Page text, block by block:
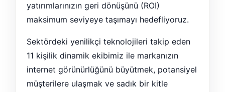
yatırımlarınızın geri dönüşünü (ROI)
maksimum seviyeye taşımayı hedefliyoruz.
Sektördeki yenilikçi teknolojileri takip eden
11 kişilik dinamik ekibimiz ile markanızın
internet görünürlüğünü büyütmek, potansiyel
müşterilere ulaşmak ve sadık bir kitle